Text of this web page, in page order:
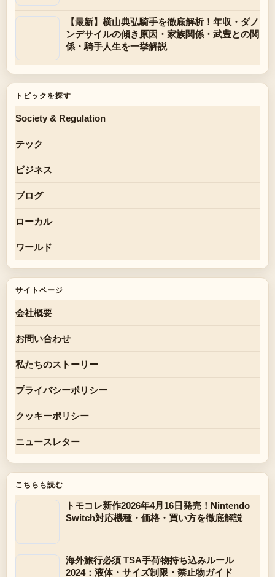
【最新】横山典弘騎手を徹底解析！年収・ダノ
ンデサイルの傾き原因・家族関係・武豊との関
係・騎手人生を一挙解説
トピックを探す
Society & Regulation
テック
ビジネス
ブログ
ローカル
ワールド
サイトページ
会社概要
お問い合わせ
私たちのストーリー
プライバシーポリシー
クッキーポリシー
ニュースレター
こちらも読む
トモコレ新作2026年4月16日発売！Nintendo
Switch対応機種・価格・買い方を徹底解説
海外旅行必須 TSA手荷物持ち込みルール
2024：液体・サイズ制限・禁止物ガイド